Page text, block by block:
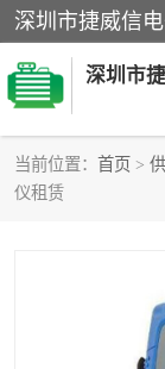
深圳市
当前位置： 首页 >
仪租赁
探头